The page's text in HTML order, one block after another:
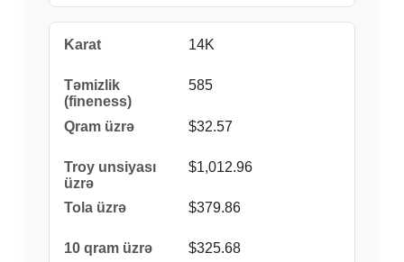
14K
585
$32.57
$1,012.96
$379.86
$325.68